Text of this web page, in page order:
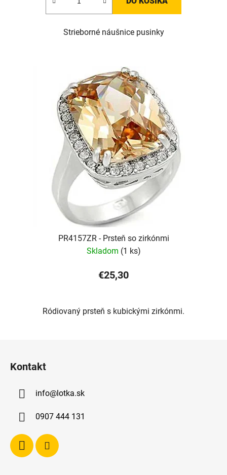
Strieborné náušnice pusinky
PR4157ZR - Prsteň so zirkónmi
Skladom (1 ks)
€25,30
Ródiovaný prsteň s kubickými zirkónmi.
Kontakt
info@lotka.sk
0907 444 131